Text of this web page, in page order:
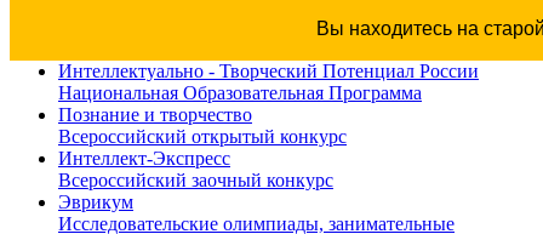
Вы находитесь на
Интеллектуально - Творческий Потенциал России
Национальная Образовательная Программа
Познание и творчество
Всероссийский открытый конкурс
Интеллект-Экспресс
Всероссийский заочный конкурс
Эврикум
Исследовательские олимпиады, занимательные